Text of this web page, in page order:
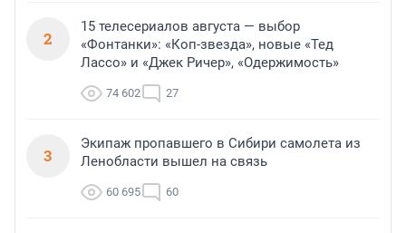
2
15 телесериалов августа — выбор
«Фонтанки»: «Коп-звезда», новые «Тед
Лассо» и «Джек Ричер», «Одержимость»
74 602 27
3
Экипаж пропавшего в Сибири самолета из
Ленобласти вышел на связь
60 695 60